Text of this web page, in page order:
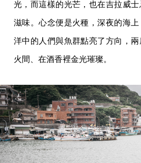
光，而這樣的光芒，也在吉拉威
滋味。心念便是火種，深夜的海
洋中的人們與魚群點亮了方向，
火間、在酒香裡金光璀璨。